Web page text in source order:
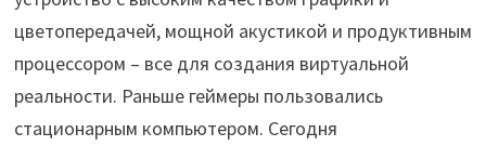
цветопередачей, мощной акустикой и продуктивным
процессором – все для создания виртуальной
реальности. Раньше геймеры пользовались
стационарным компьютером. Сегодня